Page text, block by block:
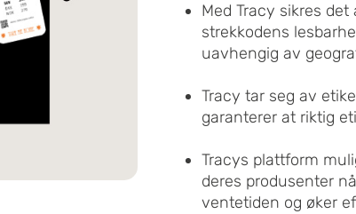
Med Tracy sikres
strekkodens
uavhengig av
Tracy tar seg av
garanterer at riktig
Tracys plattform
deres produsenter
ventetiden og øker